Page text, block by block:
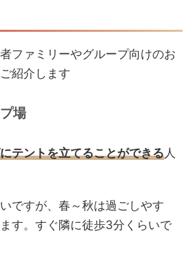
ファミリーやグループ向けのお
紹介します
場
テントを立てることができる人
ですが、春～秋は過ごしやす
す。すぐ隣に徒歩3分くらいで